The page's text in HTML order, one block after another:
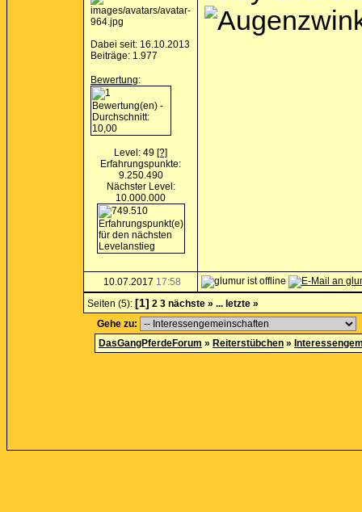
Dabei seit: 16.10.2013
Beiträge: 1.977
Bewertung:
Level: 49 [?]
Erfahrungspunkte:
9.250.490
Nächster Level:
10.000.000
10.07.2017 17:58
Seiten (5): [1] 2 3 nächste » ... letzte »
Gehe zu:
DasGangPferdeForum » Reiterstübchen »